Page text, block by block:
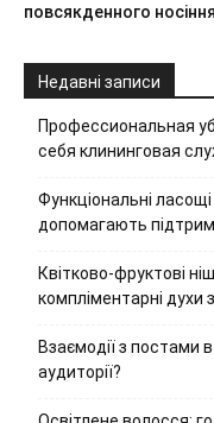
повсякденного
Недавні записи
Профессиональная
себя клининговая
Функціональні
допомагають
Квітково-фруктові
компліментарні
Взаємодії з постами
аудиторії?